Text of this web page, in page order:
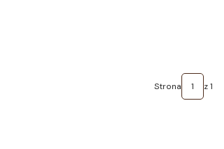
Strona z 1